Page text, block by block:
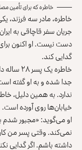
خاطره که برای تأمین
خاطره، مادر سه
جریان سفر قاچاقی به
دست نیست. او اکنون
گدایی کند.
خاطره
جدا شده و به او گفته
ندارد. به همین دلیل،
خیابان‌ها روی آورده است.
او می‌گوید: «مجبور
نمی‌کند. وقتی پسر من
داشته باشم. اگر گدایی